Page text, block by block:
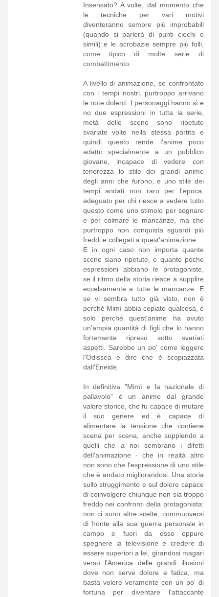
Insensato? A volte, dal momento che
le tecniche per vari motivi
diventeranno sempre più improbabili
(quando si parlerà di punti ciechi e
simili) e le acrobazie sempre più folli,
come tipico di molte serie di
combattimento.
A livello di animazione, se confrontato
con i tempi nostri, purtroppo arrivano
le note dolenti. I personaggi hanno sì e
no due espressioni in tutta la serie,
metà delle scene sono ripetute
svariate volte nella stessa partita e
quindi questo rende l'anime poco
adatto specialmente a un pubblico
giovane, incapace di vedere con
tenerezza lo stile dei grandi anime
degli anni che furono, e uno stile dei
tempi andati non raro per l'epoca,
adeguato per chi riesce a vedere tutto
questo come uno stimolo per sognare
e per colmare le mancanze, ma che
purtroppo non conquista sguardi più
freddi e collegati a quest'animazione.
E in ogni caso non importa quante
scene siano ripetute, e quante poche
espressioni abbiano le protagoniste,
se il ritmo della storia riesce a supplire
eccelsamente a tutte le mancanze. E
se vi sembra tutto già visto, non è
perché Mimì abbia copiato qualcosa, è
solo perché quest'anime ha avuto
un'ampia quantità di figli che lo hanno
fortemente ripreso sotto svariati
aspetti. Sarebbe un po' come leggere
l'Odissea e dire che è scopiazzata
dall'Eneide.
In definitiva "Mimì e la nazionale di
pallavolo" è un anime dal grande
valore storico, che fu capace di mutare
il suo genere ed è capace di
alimentare la tensione che contiene
scena per scena, anche supplendo a
quelli che a noi sembrano i difetti
dell'animazione - che in realtà altro
non sono che l'espressione di uno stile
che è andato migliorandosi. Una storia
sullo struggimento e sul dolore capace
di coinvolgere chiunque non sia troppo
freddo nei confronti della protagonista:
non ci sono altre scelte, commuoversi
di fronte alla sua guerra personale in
campo e fuori da esso oppure
spegnere la televisione e credere di
essere superiori a lei, girandosi magari
verso l'America delle grandi illusioni
dove non serve dolore e fatica, ma
basta volere veramente con un po' di
fortuna per diventare l'attaccante